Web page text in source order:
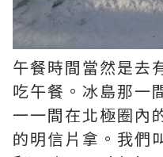
午餐時間當然是去
吃午餐。冰島那一
一一間在北極圈內
的明信片拿。我